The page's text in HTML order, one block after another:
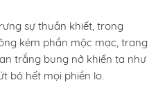
sự thuần khiết, trong
kém phần mộc mạc, trang
trắng bung nở khiến ta như
bỏ hết mọi phiền lo.